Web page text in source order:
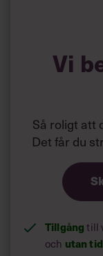
Detta faktum är
om Jonas
påverkar
intervjuat har
finner detVi
Så roligt att
Det får du
Tillgångtill
och utan